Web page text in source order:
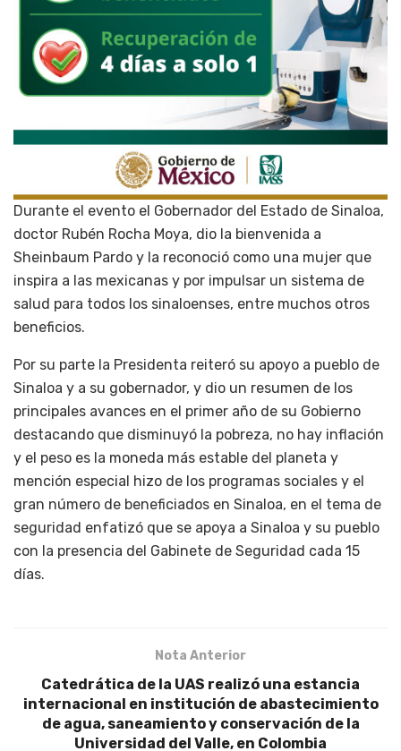
Durante el evento el Gobernador del Estado de Sinaloa,
doctor Rubén Rocha Moya, dio la bienvenida a
Sheinbaum Pardo y la reconoció como una mujer que
inspira a las mexicanas y por impulsar un sistema de
salud para todos los sinaloenses, entre muchos otros
beneficios.
Por su parte la Presidenta reiteró su apoyo a pueblo de
Sinaloa y a su gobernador, y dio un resumen de los
principales avances en el primer año de su Gobierno
destacando que disminuyó la pobreza, no hay inflación
y el peso es la moneda más estable del planeta y
mención especial hizo de los programas sociales y el
gran número de beneficiados en Sinaloa, en el tema de
seguridad enfatizó que se apoya a Sinaloa y su pueblo
con la presencia del Gabinete de Seguridad cada 15
días.
Nota Anterior
Catedrática de la UAS realizó una estancia
internacional en institución de abastecimiento
de agua, saneamiento y conservación de la
Universidad del Valle, en Colombia